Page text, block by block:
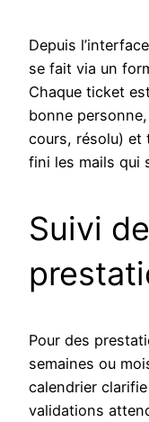
Depuis
se fait via un
Chaque ticket
bonne
cours, résolu) et
fini les mails qui
Suivi
Pour des
semaines ou
calendrier
validations